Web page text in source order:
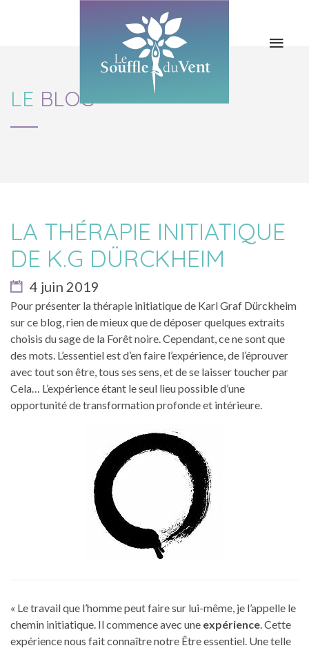
LE BLOG
LA THÉRAPIE INITIATIQUE
DE K.G DÜRCKHEIM
4 juin 2019
Pour présenter la thérapie initiatique de Karl Graf Dürckheim
sur ce blog, rien de mieux que de déposer quelques extraits
choisis du sage de la Forêt noire. Cependant, ce ne sont que
des mots. L’essentiel est d’en faire l’expérience, de l’éprouver
avec tout son être, tous ses sens, et de se laisser toucher par
Cela… L’expérience étant le seul lieu possible d’une
opportunité de transformation profonde et intérieure.
« Le travail que l’homme peut faire sur lui-même, je l’appelle le
chemin initiatique. Il commence avec une expérience. Cette
expérience nous fait connaître notre Être essentiel. Une telle